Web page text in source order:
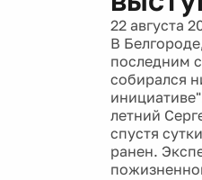
22 августа
В
последним
собирался
летний
спустя
ранен.